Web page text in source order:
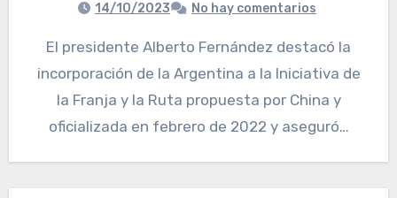
14/10/2023 No hay comentarios
El presidente Alberto Fernández destacó la
incorporación de la Argentina a la Iniciativa de
la Franja y la Ruta propuesta por China y
oficializada en febrero de 2022 y aseguró…